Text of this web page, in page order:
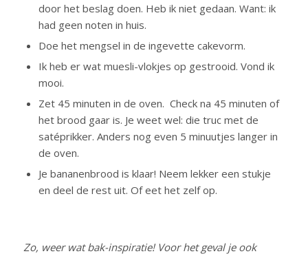
door het beslag doen. Heb ik niet gedaan. Want: ik
had geen noten in huis.
Doe het mengsel in de ingevette cakevorm.
Ik heb er wat muesli-vlokjes op gestrooid. Vond ik
mooi.
Zet 45 minuten in de oven. Check na 45 minuten of
het brood gaar is. Je weet wel: die truc met de
satéprikker. Anders nog even 5 minuutjes langer in
de oven.
Je bananenbrood is klaar! Neem lekker een stukje
en deel de rest uit. Of eet het zelf op.
Zo, weer wat bak-inspiratie! Voor het geval je ook